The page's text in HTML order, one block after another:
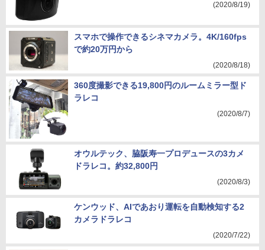
(2020/8/19)
スマホで操作できるシネマカメラ。4K/160fps
で約20万円から
(2020/8/18)
360度撮影できる19,800円のルームミラー型ド
ラレコ
(2020/8/7)
オウルテック、脇阪寿一プロデュースの3カメ
ドラレコ。約32,800円
(2020/8/3)
ケンウッド、AIであおり運転を自動検知する2
カメラドラレコ
(2020/7/22)